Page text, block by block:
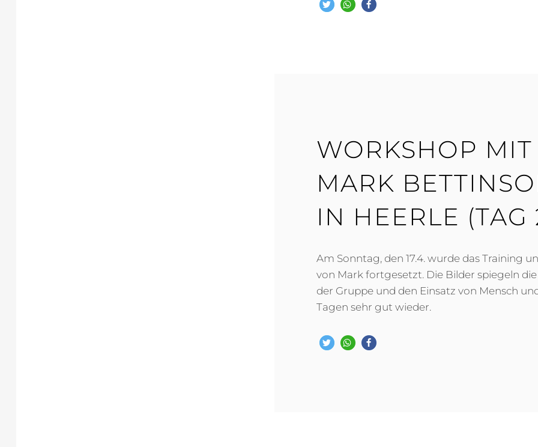
WORKSHOP
MARK
IN HEERLE (TAG
Am Sonntag, den 17.4. wurde das Training
von Mark fortgesetzt. Die Bilder spiegeln
der Gruppe und den Einsatz von Mensch
Tagen sehr gut wieder.